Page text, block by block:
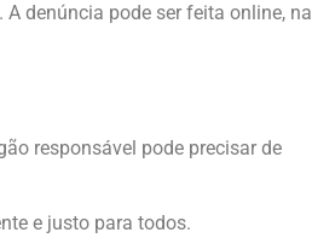
denúncia pode ser feita online, na
responsável pode precisar de
e justo para todos.